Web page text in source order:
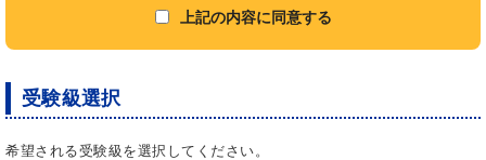
分証明書（氏名、生年月日、顔写真のいずれも確認
身分証明書をお持ちでない方は、受験希望地の商工
会議所（または試験施行機関）にご相談ください。
試験問題の内容および採点内容、採点基準・方法に
上記の内容に同意する
受験級選択
希望される受験級を選択してください。